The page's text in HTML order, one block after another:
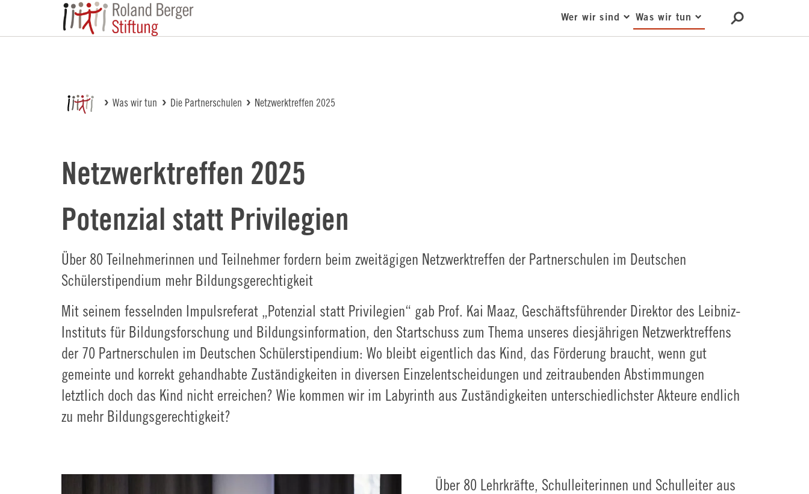
Roland Berger Stiftung Logo Wer wir sind Was wir tun
Was wir tun Die Partnerschulen Netzwerktreffen 2025
Netzwerktreffen 2025
Potenzial statt Privilegien
Über 80 Teilnehmerinnen und Teilnehmer fordern beim zweitägigen Netzwerktreffen der Partnerschulen im Deutschen
Schülerstipendium mehr Bildungsgerechtigkeit
Mit seinem fesselnden Impulsreferat „Potenzial statt Privilegien“ gab Prof. Kai Maaz, Geschäftsführender Direktor des Leibniz-
Instituts für Bildungsforschung und Bildungsinformation, den Startschuss zum Thema unseres diesjährigen Netzwerktreffens
der 70 Partnerschulen im Deutschen Schülerstipendium: Wo bleibt eigentlich das Kind, das Förderung braucht, wenn gut
gemeinte und korrekt gehandhabte Zuständigkeiten in diversen Einzelentscheidungen und zeitraubenden Abstimmungen
letztlich doch das Kind nicht erreichen? Wie kommen wir im Labyrinth aus Zuständigkeiten unterschiedlichster Akteure endlich
zu mehr Bildungsgerechtigkeit?
Über 80 Lehrkräfte, Schulleiterinnen und Schulleiter aus